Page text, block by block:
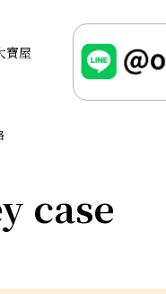
寶屋
case